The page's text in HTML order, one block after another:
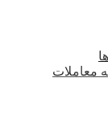
معاملات